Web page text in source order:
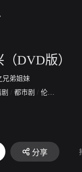
DVD版）
兄弟姐妹
/ 都市剧 / 伦理剧
分享